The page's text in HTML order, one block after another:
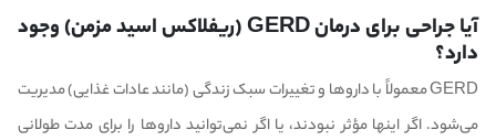
آیا جراحی برای درمان GERD (ریفلاکس اسید مزمن) وجود
دارد؟
GERD معمولاً با داروها و تغییرات سبک زندگی (مانند عادات غذایی) مدیریت
می‌شود. اگر اینها مؤثر نبودند، یا اگر نمی‌توانید داروها را برای مدت طولانی